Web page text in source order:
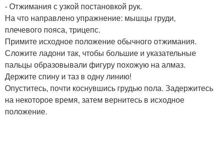
- Отжимания с узкой постановкой рук.
На что направлено упражнение: мышцы груди,
плечевого пояса, трицепс.
Примите исходное положение обычного отжимания.
Сложите ладони так, чтобы большие и указательные
пальцы образовывали фигуру похожую на алмаз.
Держите спину и таз в одну линию!
Опуститесь, почти коснувшись грудью пола. Задержитесь
на некоторое время, затем вернитесь в исходное
положение.